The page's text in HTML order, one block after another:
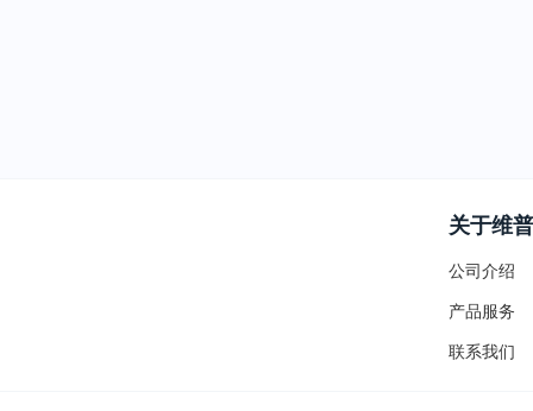
关于维普
公司介绍
产品服务
联系我们